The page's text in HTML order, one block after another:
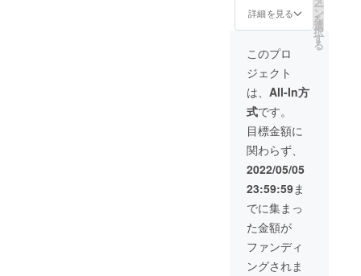
マンス
◯DVD
のポス
トカー
ド（L版
サイ
ズ）
す。こ
こ
CAMPF
IREでご
支援い
ただい
た方に
のみ入
手して
いただ
ける
〈レッ
ド文
字〉の
限定カ
ラーT
シャツ
となり
ます。
◯オリ
ジナルT
詳細を見る ー
ン
を
選
択
す
る
このプロ
ジェクト
は、 All-In方
式です。
目標金額に
関わらず、
2022/05/05
23:59:59ま
でに集まっ
た金額が
ファンディ
ングされま